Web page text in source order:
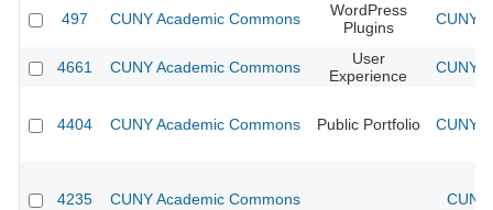
497 CUNY Academic Commons
WordPress
Plugins
CUNY
4661 CUNY Academic Commons
User
Experience
CUNY
4404 CUNY Academic Commons Public Portfolio CUNY
4235 CUNY Academic Commons